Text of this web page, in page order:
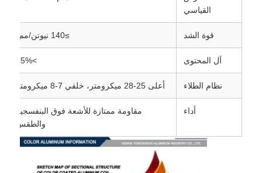
لوحة الألومنيوم
دائرة الألومنيوم
لفائف الألمنيوم المطلية بالألوان
لفائف الالومنيوم
القياسي
قوة الشد ≥140 نيوتن/مم²
آل المحتوى >55%
نظام الطلاء أعلى 25-28 ميكرومتر، خلفي 7-8 ميكرومتر
أداء
مقاومة ممتازة للأشعة فوق البنفسجية
والطقس